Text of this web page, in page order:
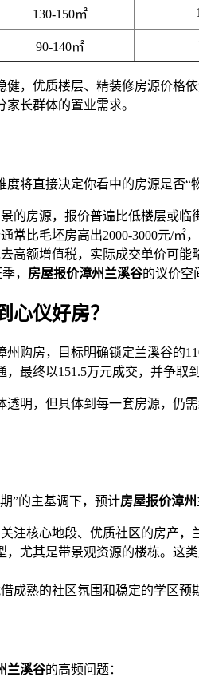
130-150㎡
90-140㎡
健，优质楼层、精装修房源价格
长群体的置业需求。
度将直接决定你看中的房源是否“
的房源，报价普遍比低楼层或临
常比毛坯房高出2000-3000元/㎡
高额增值税，实际成交单价可能
， 房屋报价漳州兰溪谷的议价空
心仪好房？
购房，目标明确锁定兰溪谷的
最终以151.5万元成交，并争取
透明，但具体到每一套房源，仍
”的主基调下，预计房屋报价漳
注核心地段、优质社区的房产
，尤其是带景观资源的楼栋。这
成熟的社区氛围和稳定的学区
兰溪谷的高频问题：